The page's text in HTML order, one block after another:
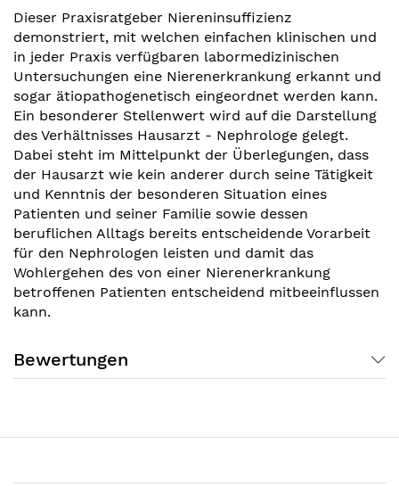
Dieser Praxisratgeber Niereninsuffizienz
demonstriert, mit welchen einfachen klinischen und
in jeder Praxis verfügbaren labormedizinischen
Untersuchungen eine Nierenerkrankung erkannt und
sogar ätiopathogenetisch eingeordnet werden kann.
Ein besonderer Stellenwert wird auf die Darstellung
des Verhältnisses Hausarzt - Nephrologe gelegt.
Dabei steht im Mittelpunkt der Überlegungen, dass
der Hausarzt wie kein anderer durch seine Tätigkeit
und Kenntnis der besonderen Situation eines
Patienten und seiner Familie sowie dessen
beruflichen Alltags bereits entscheidende Vorarbeit
für den Nephrologen leisten und damit das
Wohlergehen des von einer Nierenerkrankung
betroffenen Patienten entscheidend mitbeeinflussen
kann.
Bewertungen